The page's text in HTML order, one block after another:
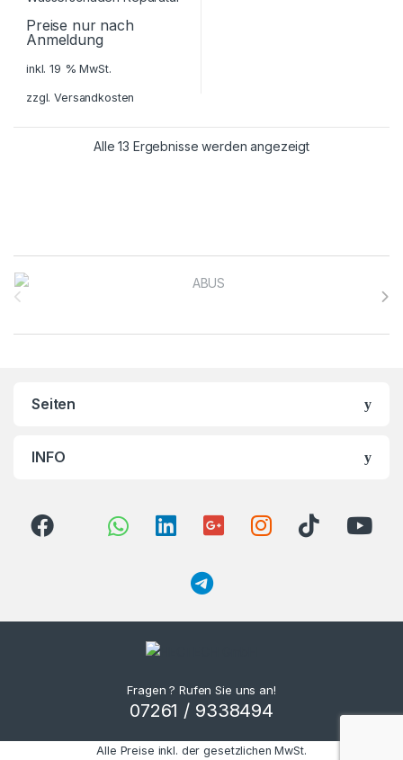
Preise nur nach
Anmeldung
inkl. 19 % MwSt.
zzgl.Versandkosten
Alle 13 Ergebnisse werden angezeigt
Brands Carousel
Seiten
INFO
Fragen ? Rufen Sie uns an!
07261 / 9338494
Alle Preise inkl. der gesetzlichen MwSt.